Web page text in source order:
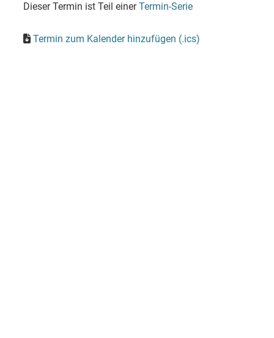
Dieser Termin ist Teil einerTermin-Serie
Termin zum Kalender hinzufügen (.ics)